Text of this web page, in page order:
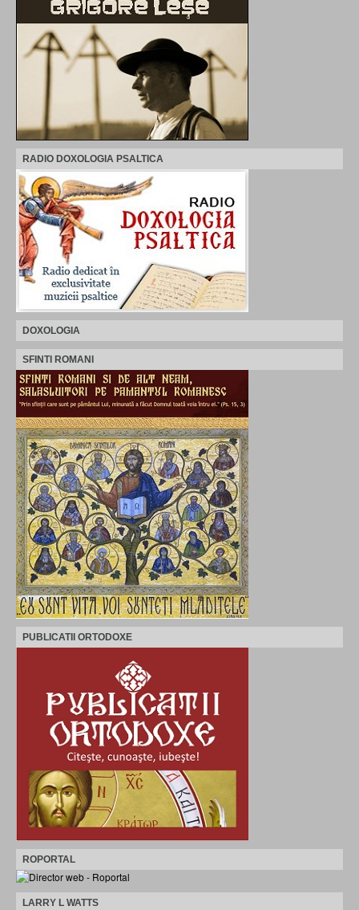
RADIO DOXOLOGIA PSALTICA
DOXOLOGIA
SFINTI ROMANI
PUBLICATII ORTODOXE
ROPORTAL
LARRY L WATTS